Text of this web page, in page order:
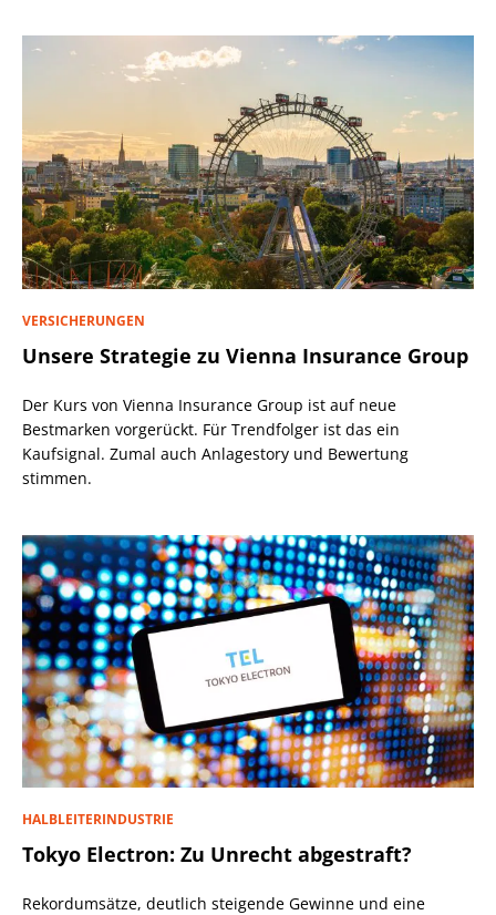
VERSICHERUNGEN
Unsere Strategie zu Vienna Insurance Group
Der Kurs von Vienna Insurance Group ist auf neue
Bestmarken vorgerückt. Für Trendfolger ist das ein
Kaufsignal. Zumal auch Anlagestory und Bewertung
stimmen.
HALBLEITERINDUSTRIE
Tokyo Electron: Zu Unrecht abgestraft?
Rekordumsätze, deutlich steigende Gewinne und eine